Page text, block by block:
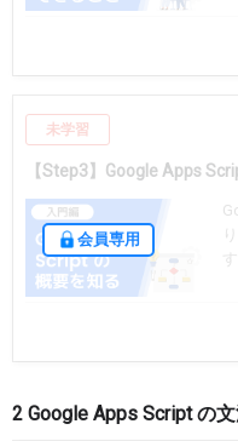
会員専用
未学習
【Step3】Google Apps
2 Google Apps Script の